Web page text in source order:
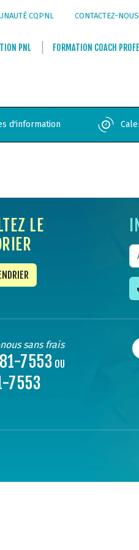
CQPNL CONTACTEZ-NOUS
PNL FORMATION COACH
d'information
LE
sans frais
7553 OU
7553